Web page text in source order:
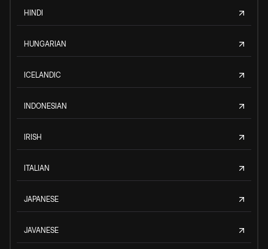
HINDI
HUNGARIAN
ICELANDIC
INDONESIAN
IRISH
ITALIAN
JAPANESE
JAVANESE